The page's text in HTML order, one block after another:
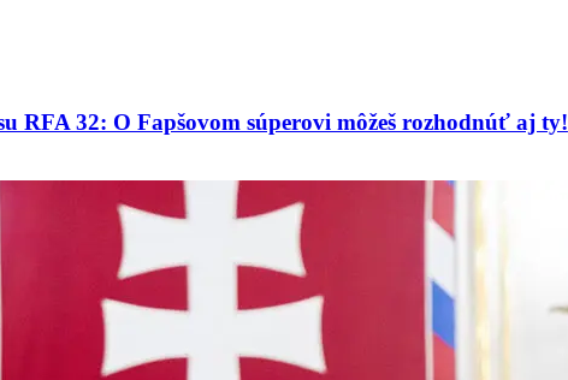
RFA 32: O Fapšovom súperovi môžeš rozhodnúť aj ty!